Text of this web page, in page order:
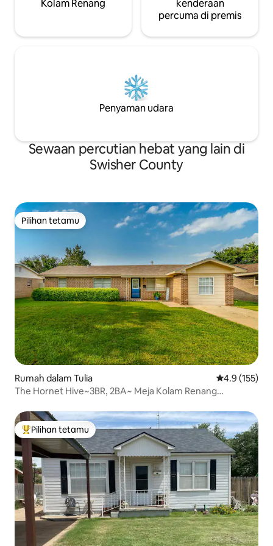
Kolam Renang
kenderaan
percuma di premis
Penyaman udara
Sewaan percutian hebat yang lain di
Swisher County
Pilihan tetamu
Pilihan tetamu
Rumah dalam Tulia Penarafan
4.9 (155)
The Hornet Hive~3BR, 2BA~ Meja Kolam Renang
Pilihan utama tetamu
Pilihan tetamu